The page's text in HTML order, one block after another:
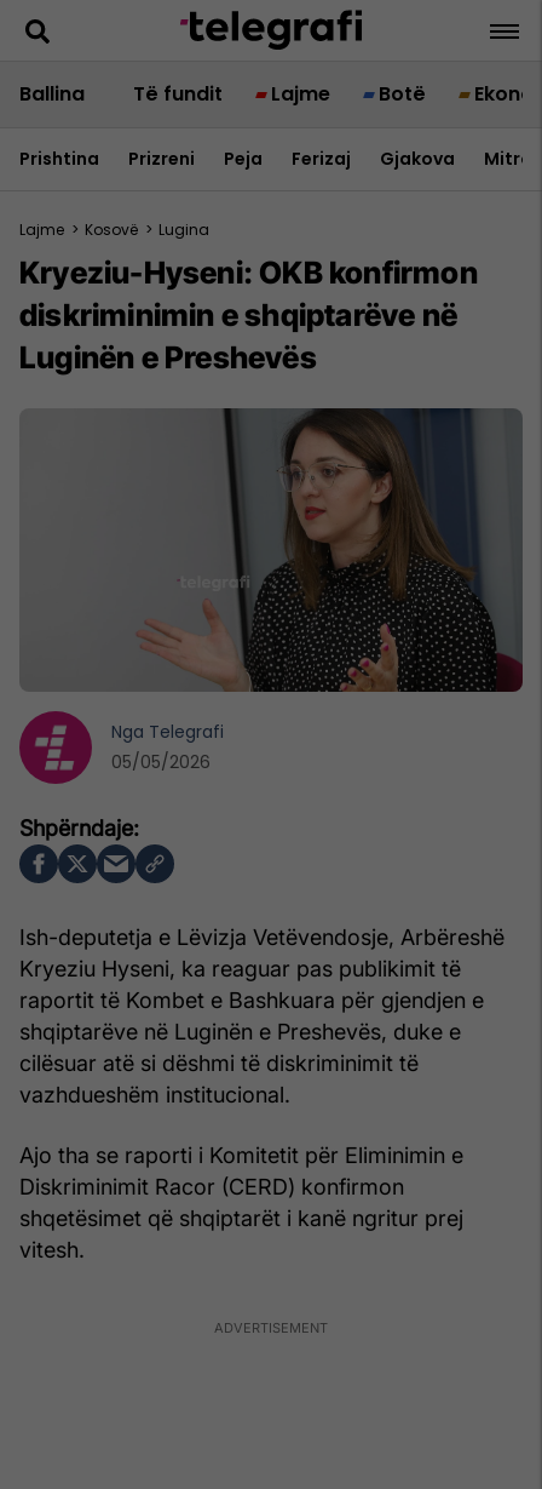
Ballina Të fundit Lajme Botë
Prishtina Prizreni Peja Ferizaj Gjakova
Lajme > Kosovë > Lugina
Kryeziu-Hyseni: OKB konfirmon
diskriminimin e shqiptarëve në
Luginën e Preshevës
Ish-deputetja e Lëvizja Vetëvendosje, Arbëreshë
Kryeziu Hyseni, ka reaguar pas publikimit të
raportit të Kombet e Bashkuara për gjendjen e
shqiptarëve në Luginën e Preshevës, duke e
cilësuar atë si dëshmi të diskriminimit të
vazhdueshëm institucional.
Ajo tha se raporti i Komitetit për Eliminimin e
Diskriminimit Racor (CERD) konfirmon
shqetësimet që shqiptarët i kanë ngritur prej
vitesh.
Nga Telegrafi
05/05/2026